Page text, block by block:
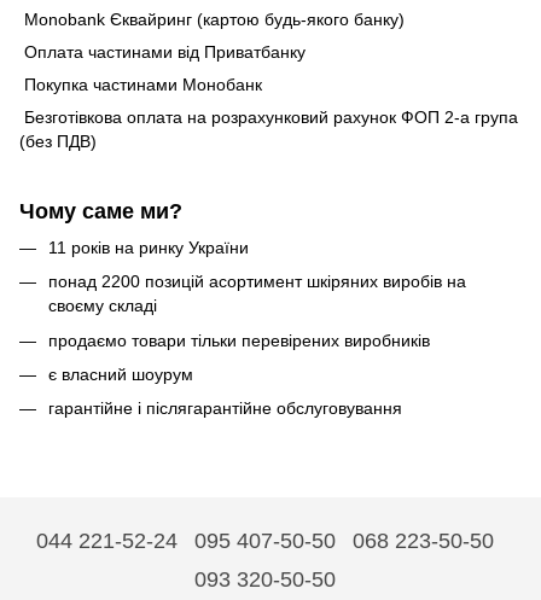
Monobank Єквайринг (картою будь-якого банку)
Оплата частинами від Приватбанку
Покупка частинами Монобанк
Безготівкова оплата на розрахунковий рахунок ФОП 2-а група
(без ПДВ)
Чому саме ми?
11 років на ринку України
понад 2200 позицій асортимент шкіряних виробів на
своєму складі
продаємо товари тільки перевірених виробників
є власний шоурум
гарантійне і післягарантійне обслуговування
044 221-52-24 095 407-50-50
068 223-50-50
093 320-50-50